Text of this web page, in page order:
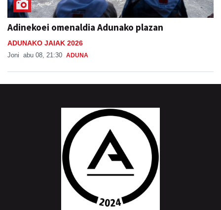
Adinekoei omenaldia Adunako plazan
ADUNAKO JAIAK 2026
Joni abu 08, 21:30 ADUNA